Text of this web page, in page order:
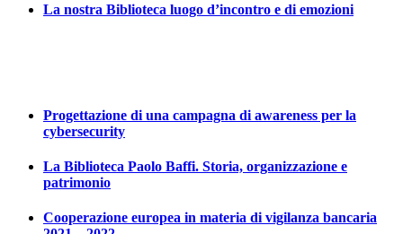
La nostra Biblioteca luogo d’incontro e di emozioni
Progettazione di una campagna di awareness per la
cybersecurity
La Biblioteca Paolo Baffi. Storia, organizzazione e
patrimonio
Cooperazione europea in materia di vigilanza bancaria